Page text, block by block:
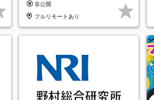
託
非公開
フルリモートあり